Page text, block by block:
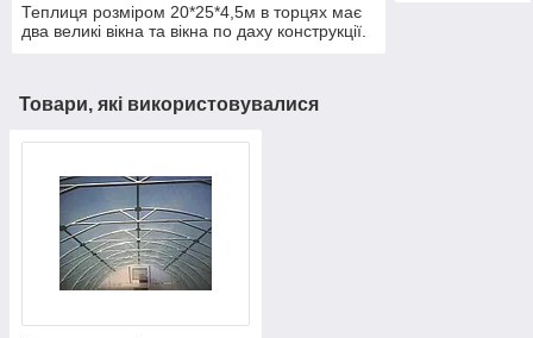
Теплиця розміром 20*25*4,5м в торцях має
два великі вікна та вікна по даху конструкції.
Товари, які використовувалися